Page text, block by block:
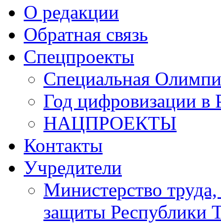
О редакции
Обратная связь
Спецпроекты
Специальная
Год цифровизации в
НАЦПРОЕКТЫ
Контакты
Учредители
Министерство
защиты Республики